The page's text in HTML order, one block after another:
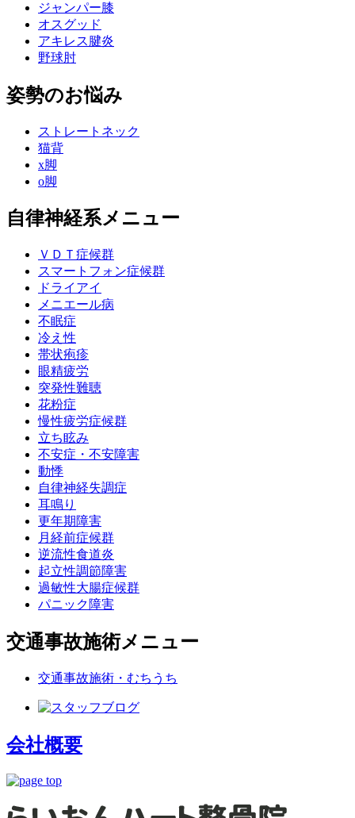
ジャンパー膝
オスグッド
アキレス腱炎
野球肘
姿勢のお悩み
ストレートネック
猫背
x脚
o脚
自律神経系メニュー
ＶＤＴ症候群
スマートフォン症候群
ドライアイ
メニエール病
不眠症
冷え性
帯状疱疹
眼精疲労
突発性難聴
花粉症
慢性疲労症候群
立ち眩み
不安症・不安障害
動悸
自律神経失調症
耳鳴り
更年期障害
月経前症候群
逆流性食道炎
起立性調節障害
過敏性大腸症候群
パニック障害
交通事故施術メニュー
交通事故施術・むちうち
会社概要